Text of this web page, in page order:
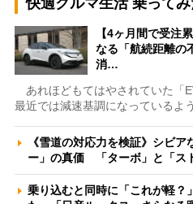
快適クルマ生活 乗って
【4ヶ月間で受注
なる「航続距離の
消…
あれほどもてはやされていた「
最近では減速基調になっているよ
《雪道の対応力を検証》シビ
ー」の真価 「ターボ」と「ス
乗り込むと同時に「これが軽？